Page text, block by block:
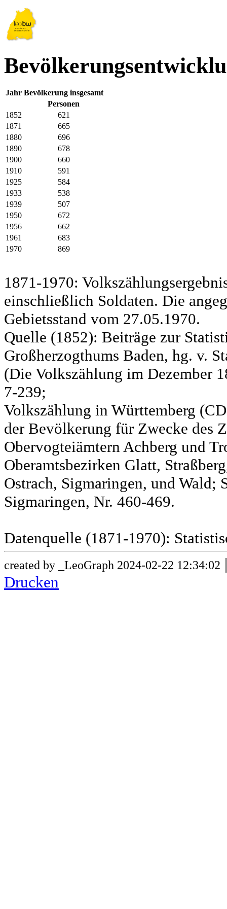
Jahr Bevölkerung insgesamt
Personen
1852
621
1871
665
1880
696
1890
678
1900
660
1910
591
1925
584
1933
538
1939
507
1950
672
1956
662
1961
683
1970
869
1871-1970:
einschließlich Soldaten. Die
Gebietsstand vom 27.05.1970.
Quelle (1852): Beiträge zur
Großherzogthums Baden, hg. v.
(Die Volkszählung im Dezember
7-239;
Volkszählung in Württemberg
der Bevölkerung für Zwecke des
Obervogteiämtern Achberg und
Oberamtsbezirken Glatt,
Ostrach, Sigmaringen, und Wald;
Sigmaringen, Nr. 460-469.
Datenquelle (1871-1970):
created by _LeoGraph 2024-02-22 12:34:02
Drucken